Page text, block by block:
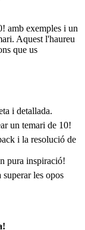
amb exemples i un
Aquest l'haureu
que us
i detallada.
un temari de 10!
i la resolució de
pura inspiració!
superar les opos